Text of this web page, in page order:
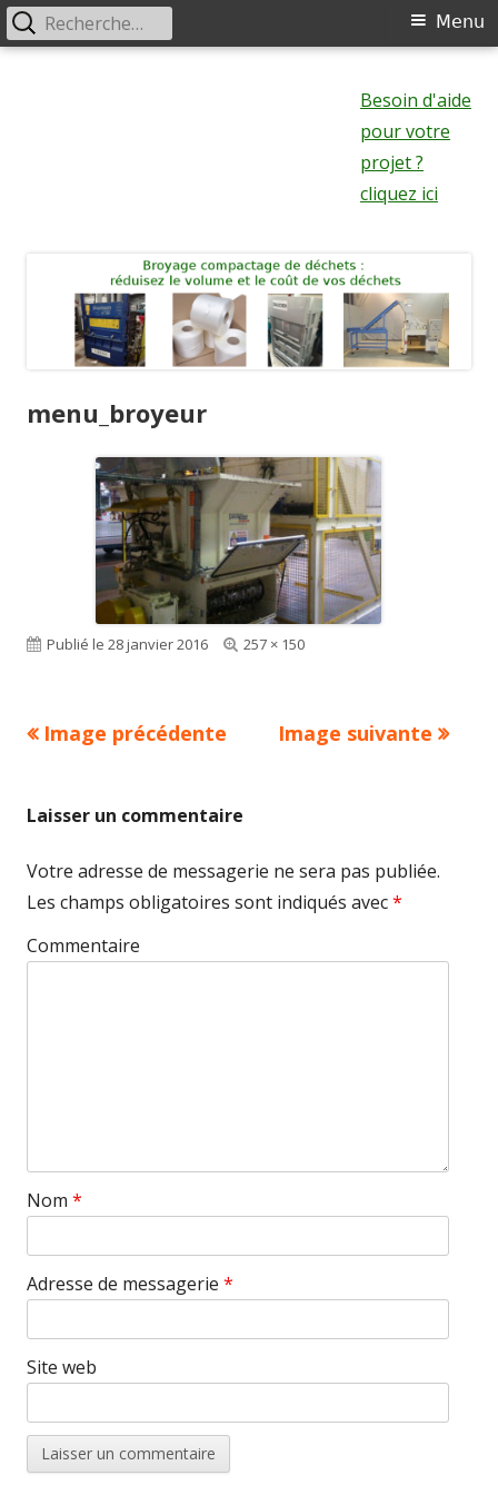
Besoin d'aide
pour votre
projet ?
cliquez ici
Menu
Menu
Rechercher :
menu_broyeur
Publié le 28 janvier 2016
Taille
257 × 150
Image précédente Image suivante
Laisser un commentaire
Votre adresse de messagerie ne sera pas publiée.
Les champs obligatoires sont indiqués avec*
Commentaire
Nom *
Adresse de messagerie *
Site web